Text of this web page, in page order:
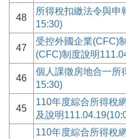
48
所得稅扣繳法令與申
15:30)
47
受控外國企業(CFC)
(CFC)制度說明
46
個人課徵房地合一所
15:30)
45
110年度綜合所得稅
及說明
110年度綜合所得稅